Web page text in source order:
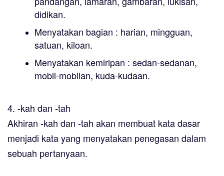
didikan.
Menyatakan bagian : harian, mingguan,
satuan, kiloan.
Menyatakan kemiripan : sedan-sedanan,
mobil-mobilan, kuda-kudaan.
4. -kah dan -tah
Akhiran -kah dan -tah akan membuat kata dasar
menjadi kata yang menyatakan penegasan dalam
sebuah pertanyaan.